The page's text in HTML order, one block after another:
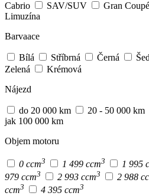
Cabrio
SAV/SUV Gran Coupé
Limuzína
Barvaace
Bílá Stříbrná Černá
Zelená
Krémová
Nájezd
do 20 000 km 20 - 50 000 km
jak 100 000 km
Objem motoru
0 ccm3 1 499 ccm3 1 995
979 ccm3 2 993 ccm3 2 988
ccm3 4 395 ccm3